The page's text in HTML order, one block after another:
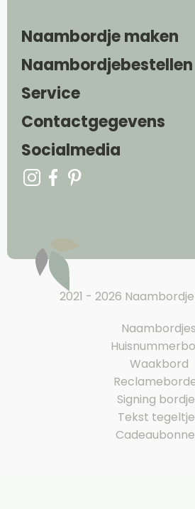
Naambordje maken
Naambordjebestellen
Service
Contactgegevens
Socialmedia
2021 - 2026
Naambordjes
Waakbord
Signing
Tekst